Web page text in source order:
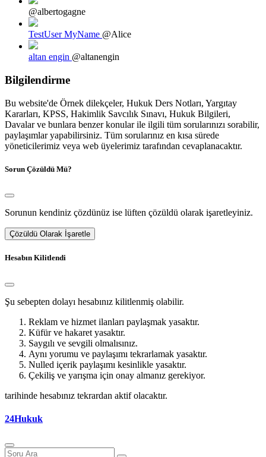
@albertogagne
TestUser MyName @Alice
altan engin @altanengin
Bilgilendirme
Bu website'de Örnek dilekçeler, Hukuk Ders Notları, Yargıtay
Kararları, KPSS, Hakimlik Savcılık Sınavı, Hukuk Bilgileri,
Davalar ve bunlara benzer konular ile ilgili tüm sorularınızı sorabilir,
paylaşımlar yapabilirsiniz. Tüm sorularınız en kısa sürede
yöneticilerimiz veya web üyelerimiz tarafından cevaplanacaktır.
Sorun Çözüldü Mü?
Sorunun kendiniz çözdünüz ise lüften çözüldü olarak işaretleyiniz.
Çözüldü Olarak İşaretle
Hesabın Kilitlendi
Şu sebepten dolayı hesabınız kilitlenmiş olabilir.
Reklam ve hizmet ilanları paylaşmak yasaktır.
Küfür ve hakaret yasaktır.
Saygılı ve sevgili olmalısınız.
Aynı yorumu ve paylaşımı tekrarlamak yasaktır.
Nulled içerik paylaşımı kesinlikle yasaktır.
Çekiliş ve yarışma için onay almanız gerekiyor.
tarihinde hesabınız tekrardan aktif olacaktır.
24Hukuk